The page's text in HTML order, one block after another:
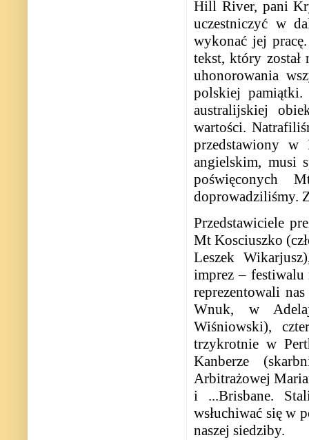
Hill River, pani
uczestniczyć w
wykonać jej
tekst, który
uhonorowania
polskiej pamiątki.
australijskiej
wartości.
przedstawiony
angielskim, musi
poświęconych
doprowadziliśmy.
Przedstawiciele
Mt Kosciuszko
Leszek
imprez – festiwalu
reprezentowali
Wnuk, w
Wiśniowski),
trzykrotnie w
Kanberze
Arbitrażowej
i ...Brisbane.
wsłuchiwać się w
naszej siedziby.